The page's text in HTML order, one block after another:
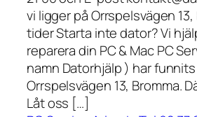
vi ligger på Orrspelsvägen
tider Starta inte dator? Vi
reparera din PC & Mac PC
namn Datorhjälp ) har funnits
Orrspelsvägen 13, Bromma.
Låt oss […]